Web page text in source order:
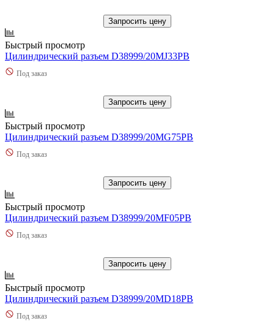
Запросить цену
Быстрый просмотр
Цилиндрический разъем D38999/20MJ33PB
Под заказ
Запросить цену
Быстрый просмотр
Цилиндрический разъем D38999/20MG75PB
Под заказ
Запросить цену
Быстрый просмотр
Цилиндрический разъем D38999/20MF05PB
Под заказ
Запросить цену
Быстрый просмотр
Цилиндрический разъем D38999/20MD18PB
Под заказ